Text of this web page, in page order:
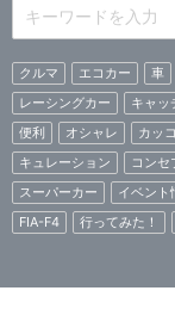
クルマ エコカー 車
レーシングカー
キャッ
便利
オシャレ カッ
キュレーション
コンセ
スーパーカー
イベント
FIA-F4
行ってみた！